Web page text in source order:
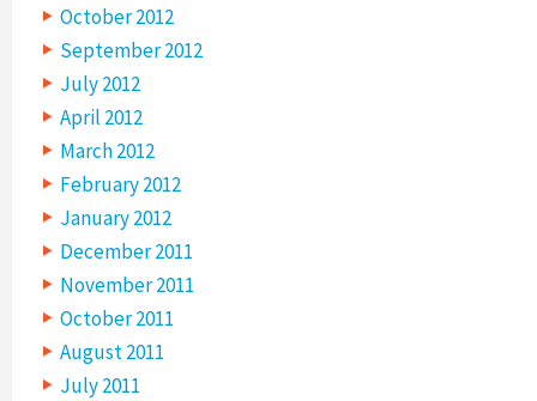
October 2012
September 2012
July 2012
April 2012
March 2012
February 2012
January 2012
December 2011
November 2011
October 2011
August 2011
July 2011